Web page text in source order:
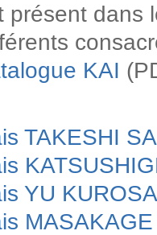
présent dans
KAI
TAKESHI
YU